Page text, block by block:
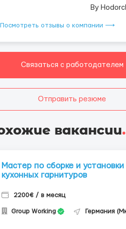
Посмотреть отзывы о компании ⟶
Связаться с работодателем
Отправить резюме
вакансии.
Мастер по сборке и установки
кухонных гарнитуров
2200€ / в месяц
Group Working